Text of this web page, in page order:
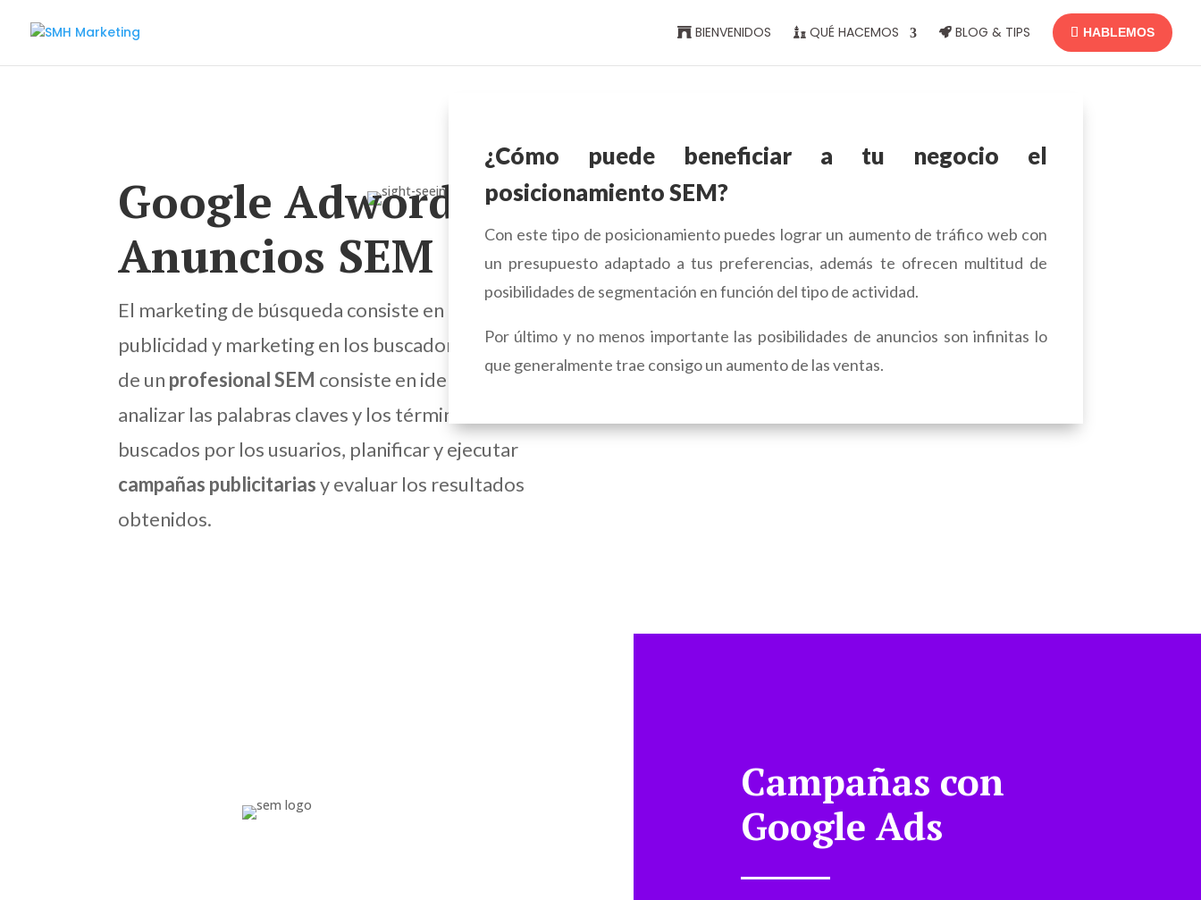
BIENVENIDOS QUÉ HACEMOS BLOG & TIPS HABLEMOS
Google Adwords y
Anuncios SEM
El marketing de búsqueda consiste en acciones de
publicidad y marketing en los buscadores. La tarea
de un profesional SEM consiste en identificar y
analizar las palabras claves y los términos más
buscados por los usuarios, planificar y ejecutar
campañas publicitariasy evaluar los resultados
obtenidos.
¿Cómo puede beneficiar a tu negocio el
posicionamiento SEM?
Con este tipo de posicionamiento puedes lograr un aumento de tráfico web con
un presupuesto adaptado a tus preferencias, además te ofrecen multitud de
posibilidades de segmentación en función del tipo de actividad.
Por último y no menos importante las posibilidades de anuncios son infinitas lo
que generalmente trae consigo un aumento de las ventas.
Campañas con
Google Ads